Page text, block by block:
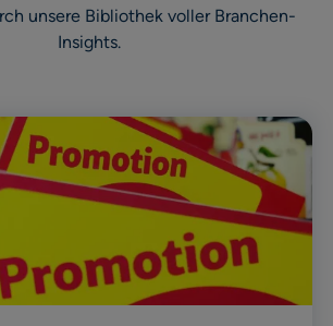
unsere Bibliothek voller Branchen-
Insights.